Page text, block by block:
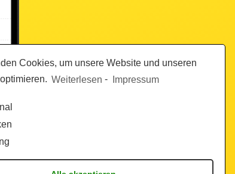
Cookies, um unsere Website und unseren
Weiterlesen - Impressum